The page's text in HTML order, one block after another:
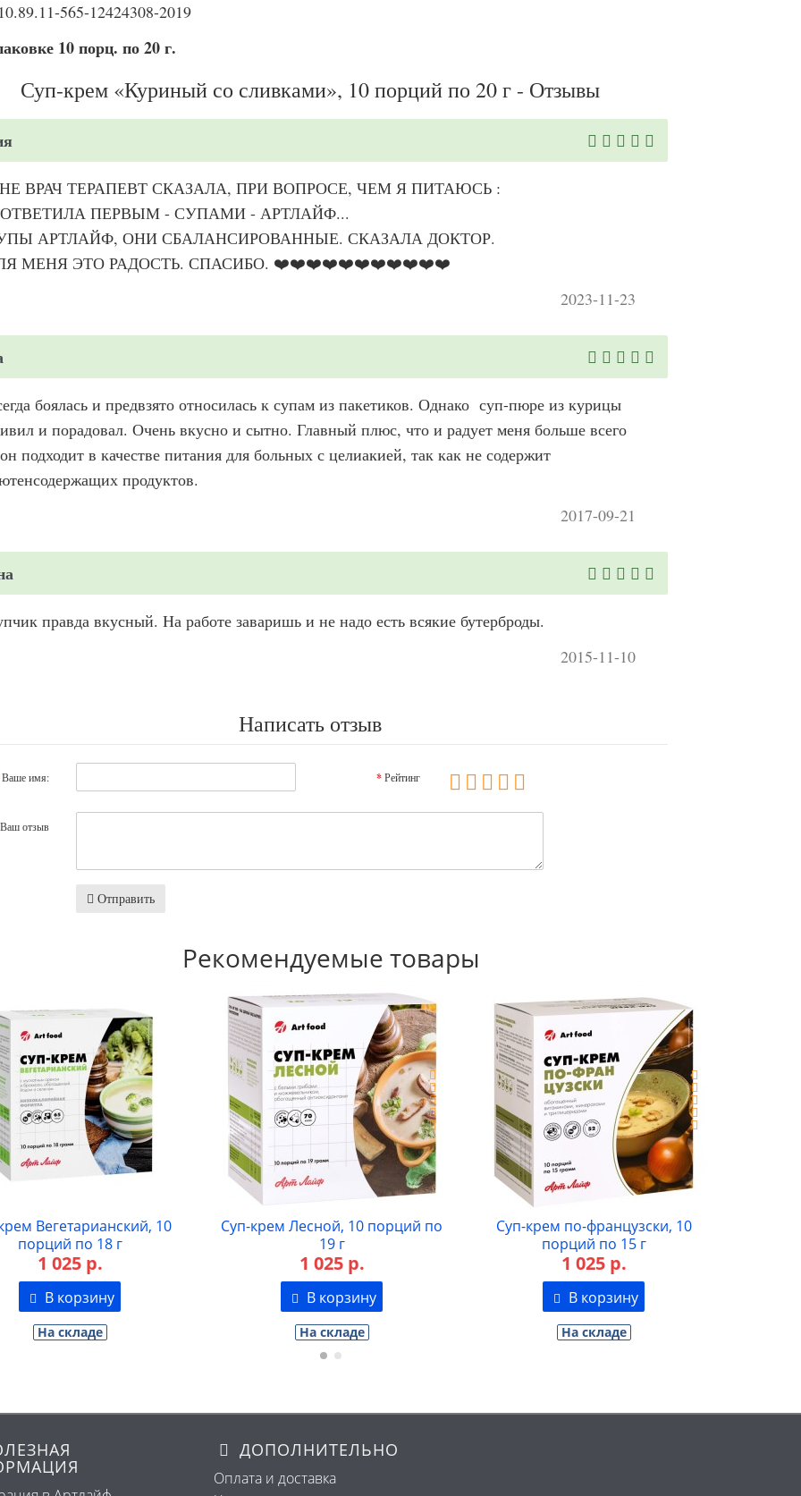
565-12424308-2019
10 порц. по 20 г.
Суп-крем «Куриный со сливками», 10 порций по 20 г - Отзывы
ВРАЧ ТЕРАПЕВТ СКАЗАЛА, ПРИ ВОПРОСЕ, ЧЕМ Я ПИТАЮСЬ :
ПЕРВЫМ - СУПАМИ - АРТЛАЙФ...
АРТЛАЙФ, ОНИ СБАЛАНСИРОВАННЫЕ. СКАЗАЛА ДОКТОР.
МЕНЯ ЭТО РАДОСТЬ. СПАСИБО. ❤️❤️❤️❤️❤️❤️❤️❤️❤️❤️❤️
2023-11-23
боялась и предвзято относилась к супам из пакетиков. Однако суп-пюре из курицы
и порадовал. Очень вкусно и сытно. Главный плюс, что и радует меня больше всего
подходит в качестве питания для больных с целиакией, так как не содержит
продуктов.
2017-09-21
правда вкусный. На работе заваришь и не надо есть всякие бутерброды.
2015-11-10
Написать отзыв
Ваше имя: Рейтинг
Ваш отзыв
Отправить
Рекомендуемые товары
Вегетарианский, 10
порций по 18 г
1 025 р.
В корзину
На складе
Суп-крем Лесной, 10 порций по
19 г
1 025 р.
В корзину
На складе
Суп-крем по-французски, 10
порций по 15 г
1 025 р.
В корзину
На складе
ДОПОЛНИТЕЛЬНО
Оплата и доставка